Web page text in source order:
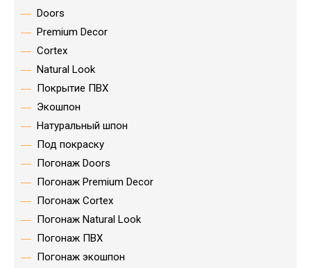
Doors
Premium Decor
Cortex
Natural Look
Покрытие ПВХ
Экошпон
Натуральный шпон
Под покраску
Погонаж Doors
Погонаж Premium Decor
Погонаж Cortex
Погонаж Natural Look
Погонаж ПВХ
Погонаж экошпон